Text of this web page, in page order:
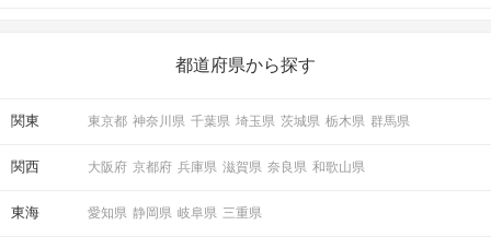
の楽しいことアイデアを集めました♪ いままさに楽しいことを探し
都道府県から探す
関東 東京都 神奈川県 千葉県 埼玉県 茨城県 栃木県 群馬県
関西 大阪府 京都府 兵庫県 滋賀県 奈良県 和歌山県
東海 愛知県 静岡県 岐阜県 三重県